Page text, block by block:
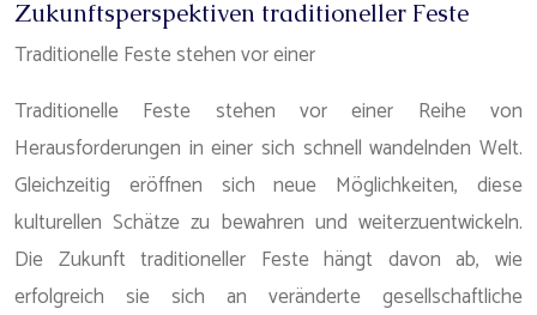
Zukunftsperspektiven traditioneller Feste
Traditionelle Feste stehen vor einer
Traditionelle Feste stehen vor einer Reihe von
Herausforderungen in einer sich schnell wandelnden Welt.
Gleichzeitig eröffnen sich neue Möglichkeiten, diese
kulturellen Schätze zu bewahren und weiterzuentwickeln.
Die Zukunft traditioneller Feste hängt davon ab, wie
erfolgreich sie sich an veränderte gesellschaftliche